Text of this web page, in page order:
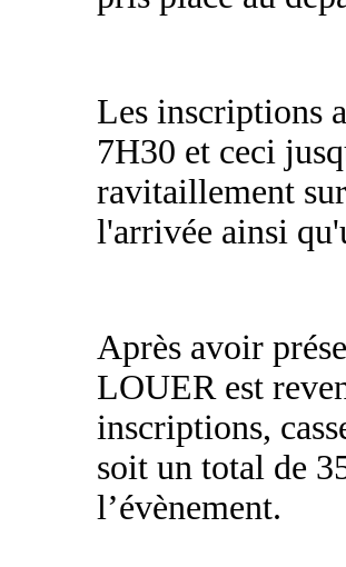
Les inscriptions
7H30 et ceci
ravitaillement
l'arrivée ainsi
Après avoir
LOUER est
inscriptions,
soit un total de
l’évènement.